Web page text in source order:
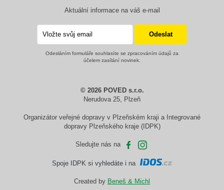
Aktuální informace na váš e-mail
Odesláním formuláře souhlasíte se zpracováním údajů za
účelem zasílání novinek.
© 2026 POVED s.r.o.
Nerudova 25, Plzeň
Organizátor veřejné dopravy v Plzeňském kraji a Integrované
dopravy Plzeňského kraje (IDPK)
Sledujte nás na
Spoje IDPK si vyhledáte i na
Created by Beneš & Michl